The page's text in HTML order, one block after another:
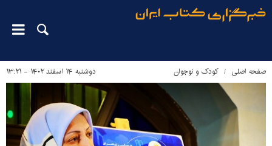
صفحه اصلی کودک و نوجوان دوشنبه ۱۴ اسفند ۱۴۰۲ - ۱۳:۲۱